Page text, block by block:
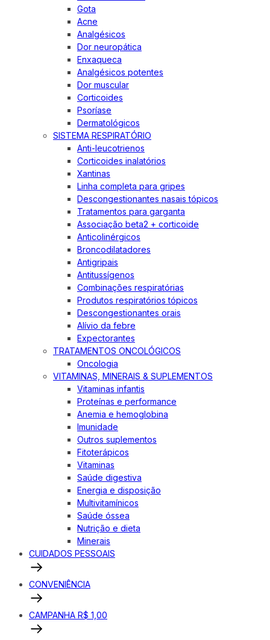
Gota
Acne
Analgésicos
Dor neuropática
Enxaqueca
Analgésicos potentes
Dor muscular
Corticoides
Psoríase
Dermatológicos
SISTEMA RESPIRATÓRIO
Anti-leucotrienos
Corticoides inalatórios
Xantinas
Linha completa para gripes
Descongestionantes nasais tópicos
Tratamentos para garganta
Associação beta2 + corticoide
Anticolinérgicos
Broncodilatadores
Antigripais
Antitussígenos
Combinações respiratórias
Produtos respiratórios tópicos
Descongestionantes orais
Alívio da febre
Expectorantes
TRATAMENTOS ONCOLÓGICOS
Oncologia
VITAMINAS, MINERAIS & SUPLEMENTOS
Vitaminas infantis
Proteínas e performance
Anemia e hemoglobina
Imunidade
Outros suplementos
Fitoterápicos
Vitaminas
Saúde digestiva
Energia e disposição
Multivitamínicos
Saúde óssea
Nutrição e dieta
Minerais
CUIDADOS PESSOAIS
CONVENIÊNCIA
CAMPANHA R$ 1,00